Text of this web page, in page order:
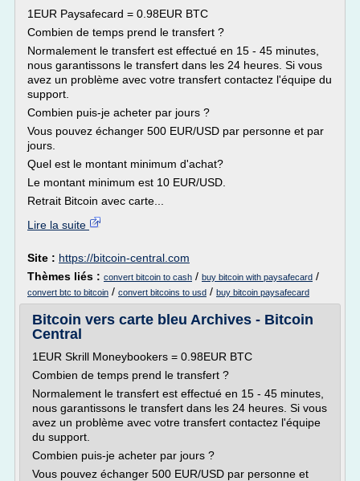
1EUR Paysafecard = 0.98EUR BTC
Combien de temps prend le transfert ?
Normalement le transfert est effectué en 15 - 45 minutes,
nous garantissons le transfert dans les 24 heures. Si vous
avez un problème avec votre transfert contactez l'équipe du
support.
Combien puis-je acheter par jours ?
Vous pouvez échanger 500 EUR/USD par personne et par
jours.
Quel est le montant minimum d'achat?
Le montant minimum est 10 EUR/USD.
Retrait Bitcoin avec carte...
Lire la suite
Site : https://bitcoin-central.com
Thèmes liés : convert bitcoin to cash / buy bitcoin with paysafecard /
convert btc to bitcoin / convert bitcoins to usd / buy bitcoin paysafecard
Bitcoin vers carte bleu Archives - Bitcoin
Central
1EUR Skrill Moneybookers = 0.98EUR BTC
Combien de temps prend le transfert ?
Normalement le transfert est effectué en 15 - 45 minutes,
nous garantissons le transfert dans les 24 heures. Si vous
avez un problème avec votre transfert contactez l'équipe
du support.
Combien puis-je acheter par jours ?
Vous pouvez échanger 500 EUR/USD par personne et